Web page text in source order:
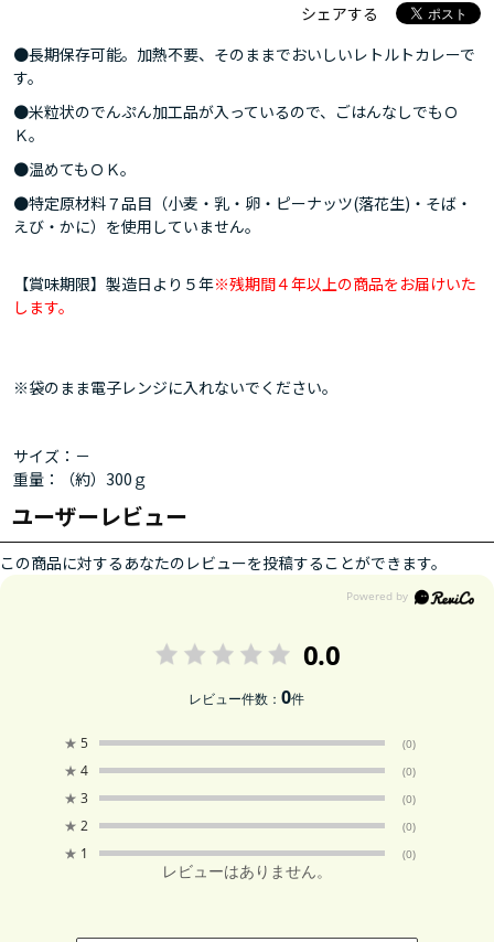
シェアする
●長期保存可能。加熱不要、そのままでおいしいレトルトカレーで
す。
●米粒状のでんぷん加工品が入っているので、ごはんなしでもＯ
Ｋ。
●温めてもＯＫ。
●特定原材料７品目（小麦・乳・卵・ピーナッツ(落花生)・そば・
えび・かに）を使用していません。
【賞味期限】製造日より５年※残期間４年以上の商品をお届けいた
します。
※袋のまま電子レンジに入れないでください。
サイズ：－
重量：（約）300ｇ
ユーザーレビュー
この商品に対するあなたのレビューを投稿することができます。
0.0
レビュー件数：0件
★ 5 (0)
★ 4 (0)
★ 3 (0)
★ 2 (0)
★ 1 (0)
レビューはありません。